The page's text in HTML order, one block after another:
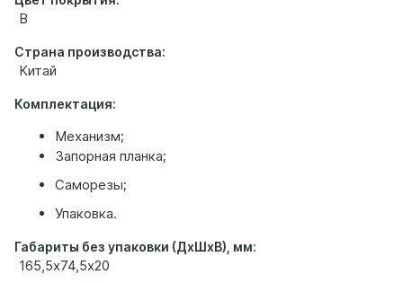
B
Страна производства:
Китай
Комплектация:
Механизм;
Запорная планка;
Саморезы;
Упаковка.
Габариты без упаковки (ДхШхВ), мм:
165,5х74,5х20